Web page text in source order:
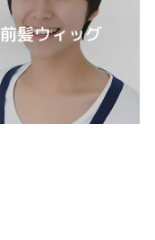
前髪ウィッグ